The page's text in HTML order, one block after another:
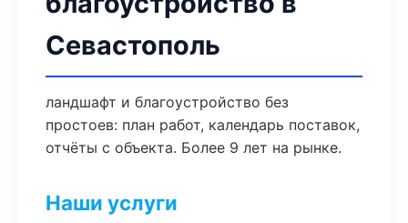
Севастополь
ландшафт и благоустройство без
простоев: план работ, календарь поставок,
отчёты с объекта. Более 9 лет на рынке.
Наши услуги